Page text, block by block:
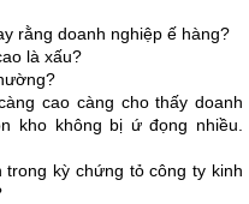
rằng doanh nghiệp ế hàng?
là xấu?
cao càng cho thấy doanh
kho không bị ứ đọng nhiều.
kỳ chứng tỏ công ty kinh